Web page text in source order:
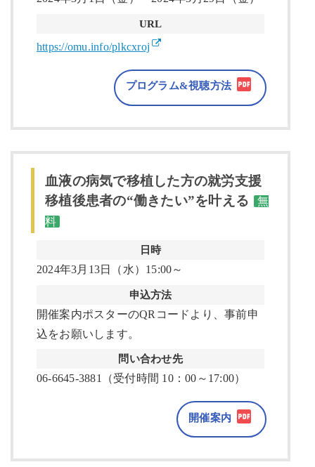
URL
https://omu.info/plkcxroj
プログラム&視聴方法
血液の病気で移植した方の就労支援
移植後患者の“働きたい”を叶える
無
料
日時
2024年3月13日（水）15:00～
申込方法
開催案内ポスターのQRコードより、事前申
込をお願いします。
問い合わせ先
06-6645-3881（受付時間 10：00～17:00）
開催案内